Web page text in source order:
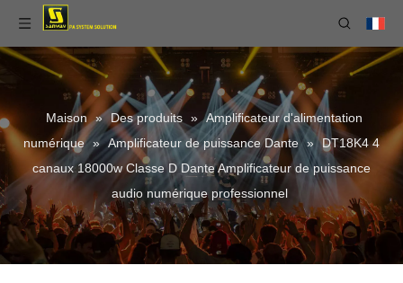
Maison » Des produits » Amplificateur d'alimentation
numérique » Amplificateur de puissance Dante »
DT18K4 4
canaux 18000w Classe D Dante Amplificateur de puissance
audio numérique professionnel